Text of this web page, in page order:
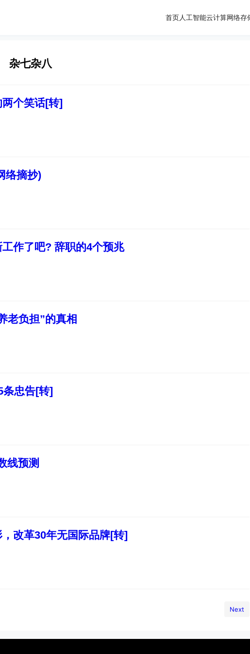
首页人工智能云计算网络存
杂七杂八
个笑话[转]
络摘抄)
作了吧? 辞职的4个预兆
老负担”的真相
条忠告[转]
线预测
，改革30年无国际品牌[转]
Next